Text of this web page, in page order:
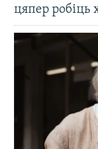
цяпер робіць